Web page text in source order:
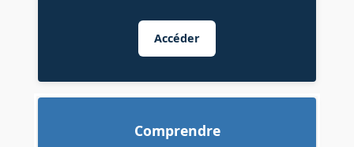
Accéder
Comprendre